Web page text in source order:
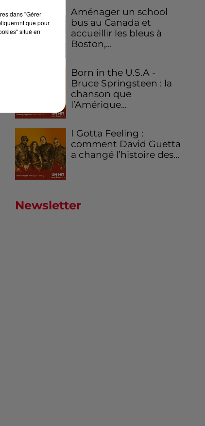
Aménager un school
bus au Canada et
accueillir les bleus à
Boston,...
Born in the U.S.A -
Bruce Springsteen : la
chanson que
l’Amérique...
I Gotta Feeling :
comment David Guetta
a changé l’histoire des...
Newsletter
dans "Gérer
que pour
situé en